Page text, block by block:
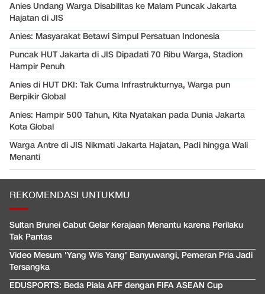
Anies Undang Warga Disabilitas ke Malam Puncak Jakarta
Hajatan di JIS
Anies: Masyarakat Betawi Simpul Persatuan Indonesia
Puncak HUT Jakarta di JIS Dipadati 70 Ribu Warga, Stadion
Hampir Penuh
Anies di HUT DKI: Tak Cuma Infrastrukturnya, Warga pun
Berpikir Global
Anies: Hampir 500 Tahun, Kita Nyatakan pada Dunia Jakarta
Kota Global
Warga Antre di JIS Nikmati Jakarta Hajatan, Padi hingga Wali
Menanti
REKOMENDASI UNTUKMU
Sultan Brunei Cabut Gelar Kerajaan Menantu karena Perilaku
Tak Pantas
Video Mesum 'Yang Wis Yang' Banyuwangi, Pemeran Pria Jadi
Tersangka
EDUSPORTS: Beda Piala AFF dengan FIFA ASEAN Cup